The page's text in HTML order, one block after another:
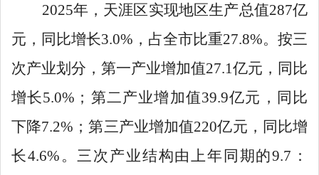
2025年，天涯区实现地区生产总值287亿
元，同比增长3.0% ，占全市比重27.8%。按三
次产业划分，第一产业增加值27.1亿元，同比
增长5.0% ；第二产业增加值39.9亿元，同比
下降7.2% ；第三产业增加值220亿元，同比增
长4.6% 。三次产业结构由上年同期的9.7 ：